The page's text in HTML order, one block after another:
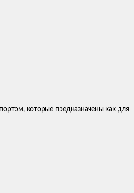
которые предназначены как для